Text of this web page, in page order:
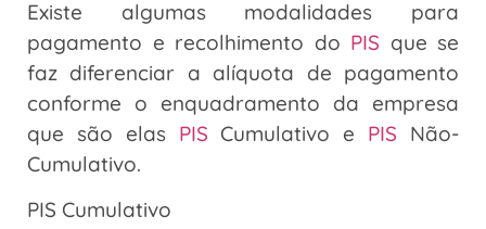
Existe algumas modalidades para
pagamento e recolhimento do PIS que se
faz diferenciar a alíquota de pagamento
conforme o enquadramento da empresa
que são elas PIS Cumulativo e PIS Não-
Cumulativo.
PIS Cumulativo